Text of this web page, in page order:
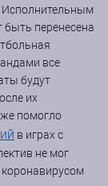
Исполнительным
быть перенесена
все
будут
их
помогло
в играх с
не мог